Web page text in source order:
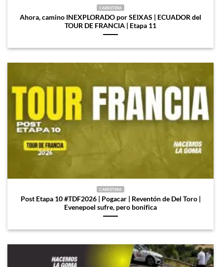
CARRETERA
Ahora, camino INEXPLORADO por SEIXAS | ECUADOR del
TOUR DE FRANCIA | Etapa 11
CARRETERA
Post Etapa 10 #TDF2026 | Pogacar | Reventón de Del Toro |
Evenepoel sufre, pero bonifica